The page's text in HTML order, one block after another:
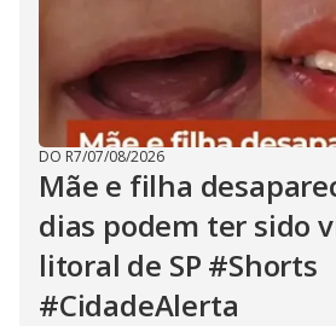
DO R7/07/08/2026
Mãe e filha
dias podem ter sido
litoral de SP #Shorts
#CidadeAlerta